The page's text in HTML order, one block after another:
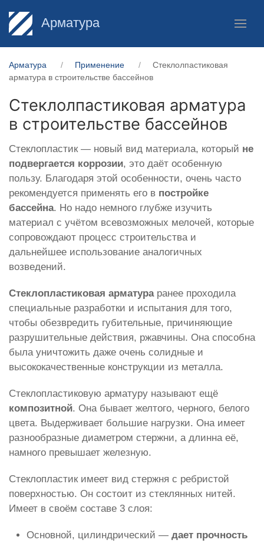
Арматура
Арматура Применение
Стеклолпастиковая
арматура в строительстве бассейнов
Стеклолпастиковая арматура
в строительстве бассейнов
Стеклопластик — новый вид материала, который не
подвергается коррозии, это даёт особенную
пользу. Благодаря этой особенности, очень часто
рекомендуется применять его в постройке
бассейна. Но надо немного глубже изучить
материал с учётом всевозможных мелочей, которые
сопровождают процесс строительства и
дальнейшее использование аналогичных
возведений.
Стеклопластиковая арматураранее проходила
специальные разработки и испытания для того,
чтобы обезвредить губительные, причиняющие
разрушительные действия, ржавчины. Она способна
была уничтожить даже очень солидные и
высококачественные конструкции из металла.
Стеклопластиковую арматуру называют ещё
композитной. Она бывает желтого, черного, белого
цвета. Выдерживает большие нагрузки. Она имеет
разнообразные диаметром стержни, а длинна её,
намного превышает железную.
Стеклопластик имеет вид стержня с ребристой
поверхностью. Он состоит из стеклянных нитей.
Имеет в своём составе 3 слоя:
Основной, цилиндрический — дает прочность